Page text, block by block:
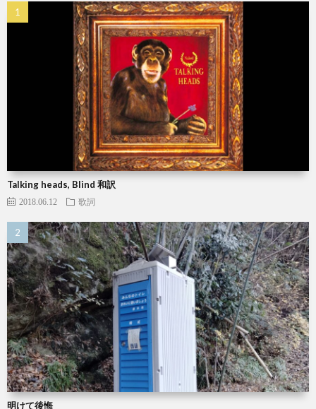
Talking heads, Blind 和訳
2018.06.12 歌詞
明けて後悔